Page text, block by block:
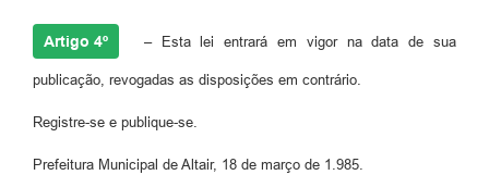
Artigo 4º – Esta lei entrará em vigor na data de sua
publicação, revogadas as disposições em contrário.
Registre-se e publique-se.
Prefeitura Municipal de Altair, 18 de março de 1.985.